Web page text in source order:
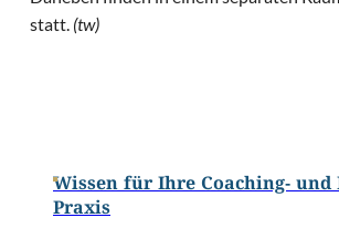
statt. (tw)
Wissen für Ihre Coaching- und
Praxis